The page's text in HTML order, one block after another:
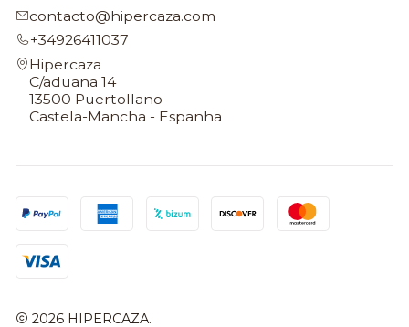
contacto@hipercaza.com
+34926411037
Hipercaza
C/aduana 14
13500 Puertollano
Castela-Mancha - Espanha
2026 HIPERCAZA.